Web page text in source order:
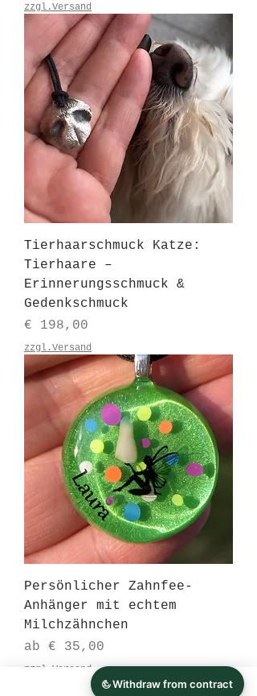
zzgl.Versand
Tierhaarschmuck Katze:
Tierhaare –
Erinnerungsschmuck &
Gedenkschmuck
Preis
€ 198,00
zzgl.Versand
Persönlicher Zahnfee-
Anhänger mit echtem
Milchzähnchen
ab € 35,00
Sale-Preis
zzgl.Versand